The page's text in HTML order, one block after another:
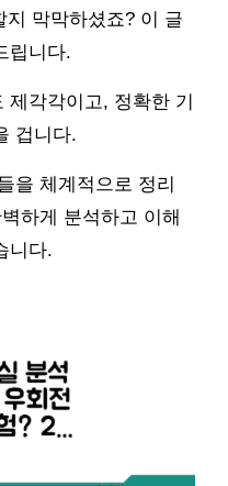
막막하셨죠? 이 글
립니다.
제각각이고, 정확한 기
겁니다.
을 체계적으로 정리
하게 분석하고 이해
니다.